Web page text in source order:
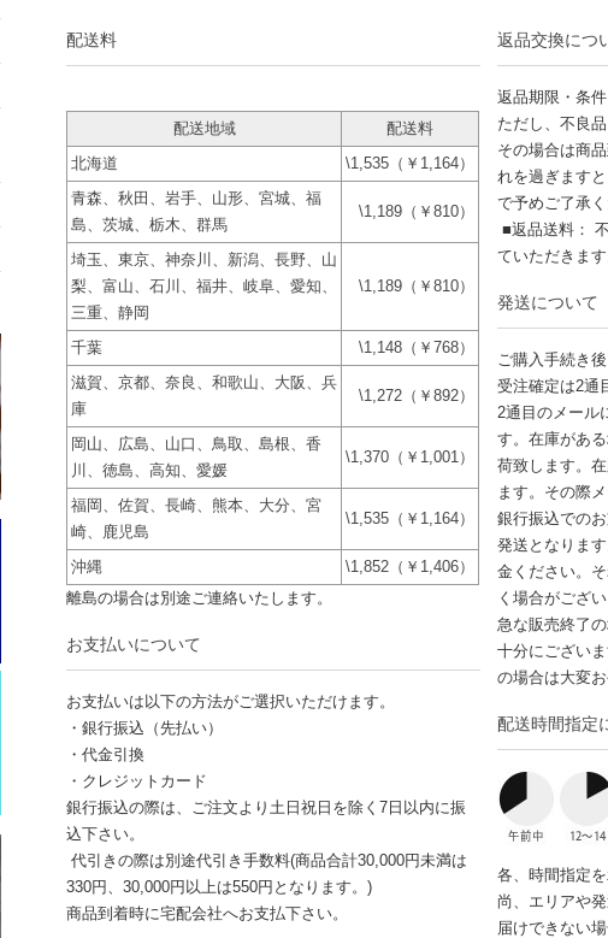
配送料
配送地域
配送料
北海道
\1,535（￥1,164）
青森、秋田、岩手、山形、宮城、福
島、茨城、栃木、群馬
\1,189（￥810）
埼玉、東京、神奈川、新潟、長野、山
梨、富山、石川、福井、岐阜、愛知、
三重、静岡
\1,189（￥810）
千葉
\1,148（￥768）
滋賀、京都、奈良、和歌山、大阪、兵
庫
\1,272（￥892）
岡山、広島、山口、鳥取、島根、香
川、徳島、高知、愛媛
\1,370（￥1,001）
福岡、佐賀、長崎、熊本、大分、宮
崎、鹿児島
\1,535（￥1,164）
沖縄
\1,852（￥1,406）
離島の場合は別途ご連絡いたします。
お支払いについて
お支払いは以下の方法がご選択いただけます。
・銀行振込（先払い）
・代金引換
・クレジットカード
銀行振込の際は、ご注文より土日祝日を除く7日以内に振
込下さい。
代引きの際は別途代引き手数料(商品合計30,000円未満は
330円、30,000円以上は550円となります。)
商品到着時に宅配会社へお支払下さい。
返品交換につ
返品期限・条
ただし、不良
その場合は商
れを過ぎます
で予めご了承く
■返品送料：
ていただきます
発送について
ご購入手続き
受注確定は2通
2通目のメール
す。在庫があ
荷致します。
ます。その際
銀行振込での
発送となりま
金ください。
く場合がござい
急な販売終了
十分にござい
の場合は大変
配送時間指定
各、時間指定を
尚、エリアや
届けできない